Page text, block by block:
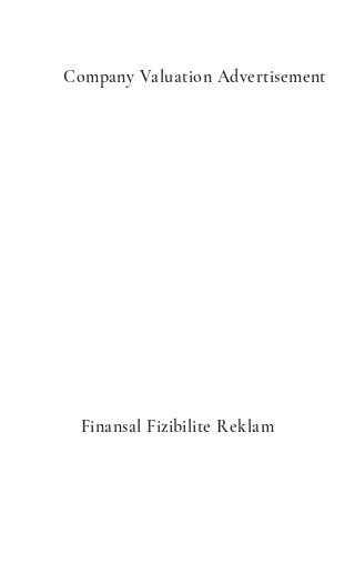
Company Valuation Advertisement
Finansal Fizibilite Reklam